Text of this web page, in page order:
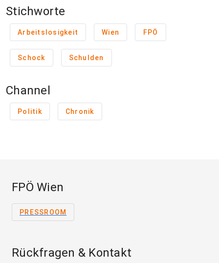
Stichworte
Arbeitslosigkeit Wien FPÖ
Schock Schulden
Channel
Politik Chronik
FPÖ Wien
PRESSROOM
Rückfragen & Kontakt